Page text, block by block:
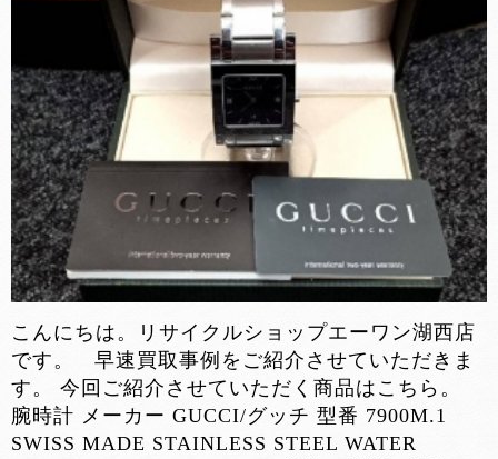
こんにちは。リサイクルショップエーワン湖西店
です。 早速買取事例をご紹介させていただきま
す。 今回ご紹介させていただく商品はこちら。
腕時計 メーカー GUCCI/グッチ 型番 7900M.1
SWISS MADE STAINLESS STEEL WATER